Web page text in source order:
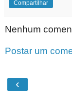
Compartilhar
Nenhum
Postar um
‹